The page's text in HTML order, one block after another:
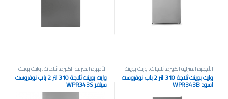
الأجهزة المنزلية الكبيرة,ثلاجات,وايت بوينت
وايت بوينت ثلاجة 310 لتر 2 باب نوفروست
اسود WPR343B
الأجهزة المنزلية الكبيرة,ثلاجات,وايت بوينت
وايت بوينت ثلاجة 310 لتر 2 باب نوفروست
سيلفر WPR343S